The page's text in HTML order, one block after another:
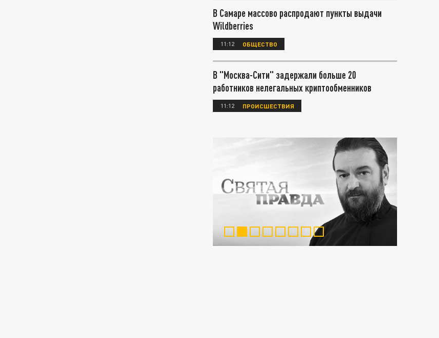
В Самаре массово распродают пункты выдачи
Wildberries
11:12 ОБЩЕСТВО
В "Москва-Сити" задержали больше 20
работников нелегальных криптообменников
11:12 ПРОИСШЕСТВИЯ